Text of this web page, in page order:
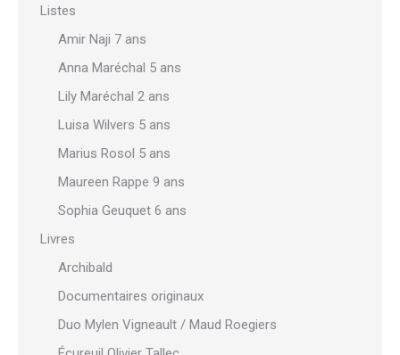
Listes
Amir Naji 7 ans
Anna Maréchal 5 ans
Lily Maréchal 2 ans
Luisa Wilvers 5 ans
Marius Rosol 5 ans
Maureen Rappe 9 ans
Sophia Geuquet 6 ans
Livres
Archibald
Documentaires originaux
Duo Mylen Vigneault / Maud Roegiers